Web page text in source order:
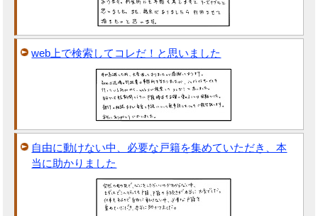
web上で検索してコレだ！と思いました
自由に動けない中、必要な戸籍を集めていただき、本
当に助かりました